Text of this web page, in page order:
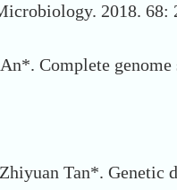
2018. 68:
Complete genome
Tan*.